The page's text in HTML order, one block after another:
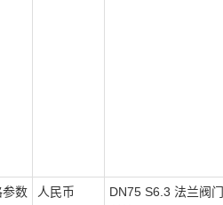
参数 人民币
DN75 S6.3 法兰阀门